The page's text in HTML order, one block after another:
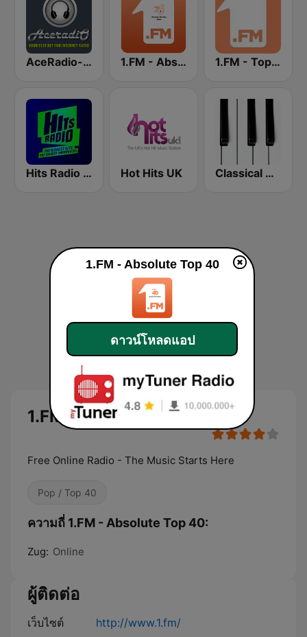
AceRadio-The Hitz Channel 1.FM - Absolute 70s Pop 1.FM - Top 40
Hits Radio Manchester Hot Hits UK Classical Horizon Radio (International)
1.FM - Absolute Top 40
Free Online Radio - The Music Starts Here
Pop / Top 40
ความถี่ 1.FM - Absolute Top 40:
Zug: Online
ผู้ติดต่อ
เว็บไซต์ http://www.1.fm/
1.FM - Absolute Top 40
ดาวน์โหลดแอป